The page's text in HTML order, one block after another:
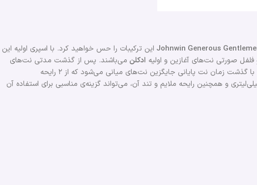
این ترکیبات را حس خواهید کرد. با اسپری اولیه این
صورتی نت‌های آغازین و اولیه ادکلن می‌باشند. پس از گذشت مدتی نت‌های
میانی از راه می رسند که از بنفشه، پاتچولی، درخت سدر، صمغ و علف وتیور تشکیل شده‌اند. این عناصر، جذابیت ویژه‌ای ایجاد می‌کنند. با گذشت زمان نت‌ پایانی جایگزین نت‌های میانی می‌شود که از ۲ رایحه
و همچنین رایحه ملایم و تند آن، می‌تواند گزینه‌ی مناسبی برای استفاده آن